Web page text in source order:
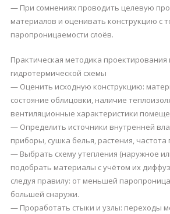
— При сомнениях проводить целевую
материалов и оценивать конструкцию с
паропроницаемости слоёв.
Практическая методика
гидротермической схемы
— Оценить исходную конструкцию:
состояние облицовки, наличие
вентиляционные характеристики
— Определить источники внутренней
приборы, сушка белья, растения,
— Выбрать схему утепления (наружное
подобрать материалы с учётом их
следуя правилу: от меньшей
большей снаружи.
— Проработать стыки и узлы: переходы